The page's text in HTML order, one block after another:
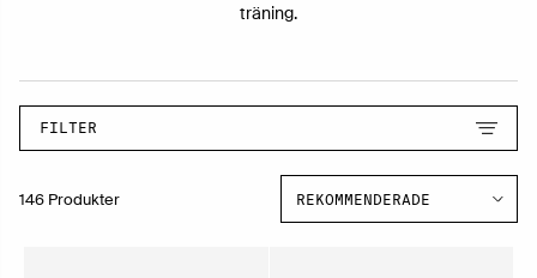
träning.
FILTER
146 Produkter